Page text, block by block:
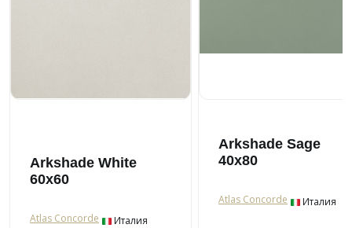
Arkshade White
60x60
Atlas Concorde Италия
Arkshade Sage
40x80
Atlas Concorde Италия